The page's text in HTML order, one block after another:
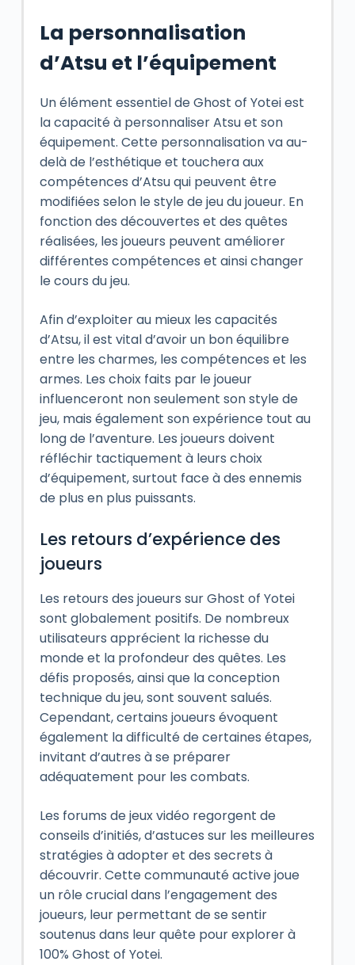
La personnalisation
d’Atsu et l’équipement
Un élément essentiel de Ghost of Yotei est
la capacité à personnaliser Atsu et son
équipement. Cette personnalisation va au-
delà de l’esthétique et touchera aux
compétences d’Atsu qui peuvent être
modifiées selon le style de jeu du joueur. En
fonction des découvertes et des quêtes
réalisées, les joueurs peuvent améliorer
différentes compétences et ainsi changer
le cours du jeu.
Afin d’exploiter au mieux les capacités
d’Atsu, il est vital d’avoir un bon équilibre
entre les charmes, les compétences et les
armes. Les choix faits par le joueur
influenceront non seulement son style de
jeu, mais également son expérience tout au
long de l’aventure. Les joueurs doivent
réfléchir tactiquement à leurs choix
d’équipement, surtout face à des ennemis
de plus en plus puissants.
Les retours d’expérience des
joueurs
Les retours des joueurs sur Ghost of Yotei
sont globalement positifs. De nombreux
utilisateurs apprécient la richesse du
monde et la profondeur des quêtes. Les
défis proposés, ainsi que la conception
technique du jeu, sont souvent salués.
Cependant, certains joueurs évoquent
également la difficulté de certaines étapes,
invitant d’autres à se préparer
adéquatement pour les combats.
Les forums de jeux vidéo regorgent de
conseils d’initiés, d’astuces sur les meilleures
stratégies à adopter et des secrets à
découvrir. Cette communauté active joue
un rôle crucial dans l’engagement des
joueurs, leur permettant de se sentir
soutenus dans leur quête pour explorer à
100% Ghost of Yotei.